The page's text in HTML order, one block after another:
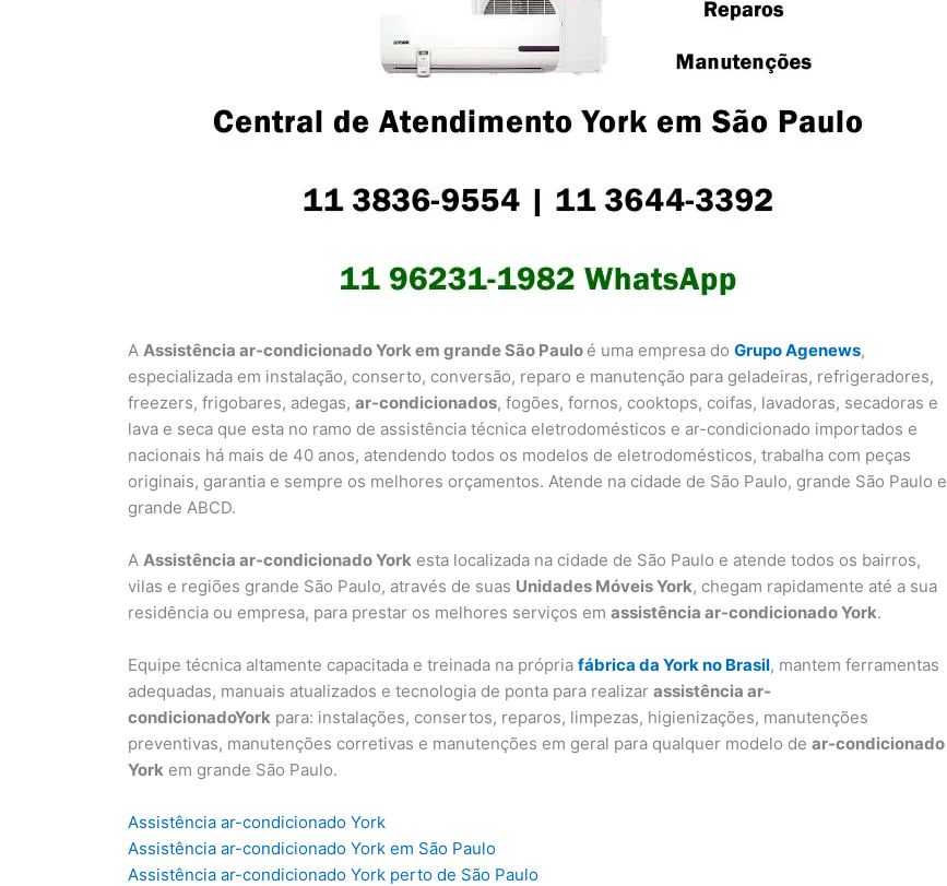
A Assistência ar-condicionado York em grande São Paulo é uma empresa do Grupo Agenews,
especializada em instalação, conserto, conversão, reparo e manutenção para geladeiras, refrigeradores,
freezers, frigobares, adegas, ar-condicionados, fogões, fornos, cooktops, coifas, lavadoras, secadoras e
lava e seca que esta no ramo de assistência técnica eletrodomésticos e ar-condicionado importados e
nacionais há mais de 40 anos, atendendo todos os modelos de eletrodomésticos, trabalha com peças
originais, garantia e sempre os melhores orçamentos. Atende na cidade de São Paulo, grande São Paulo e
grande ABCD.
A Assistência ar-condicionado York esta localizada na cidade de São Paulo e atende todos os bairros,
vilas e regiões grande São Paulo, através de suas Unidades Móveis York, chegam rapidamente até a sua
residência ou empresa, para prestar os melhores serviços em assistência ar-condicionado York.
Equipe técnica altamente capacitada e treinada na própria fábrica da York no Brasil, mantem ferramentas
adequadas, manuais atualizados e tecnologia de ponta para realizar assistência ar-
condicionadoYork para: instalações, consertos, reparos, limpezas, higienizações, manutenções
preventivas, manutenções corretivas e manutenções em geral para qualquer modelo de ar-condicionado
York em grande São Paulo.
Assistência ar-condicionado York
Assistência ar-condicionado York em São Paulo
Assistência ar-condicionado York perto de São Paulo